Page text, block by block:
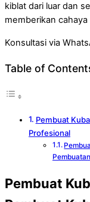
kiblat dari luar dan
memberikan
Konsultasi via
Table of
Pembuat
Profesional
Pembuat